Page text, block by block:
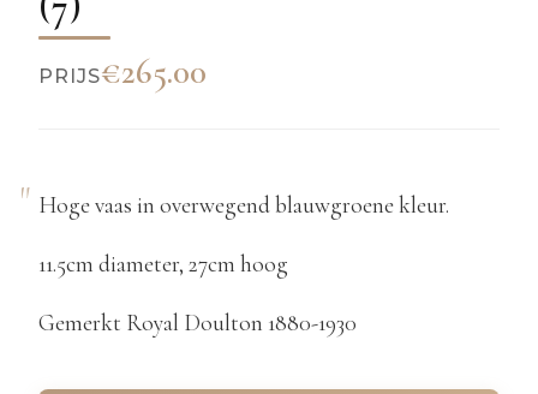
PRIJS€265.00
Hoge vaas in overwegend blauwgroene kleur.
11.5cm diameter, 27cm hoog
Gemerkt Royal Doulton 1880-1930